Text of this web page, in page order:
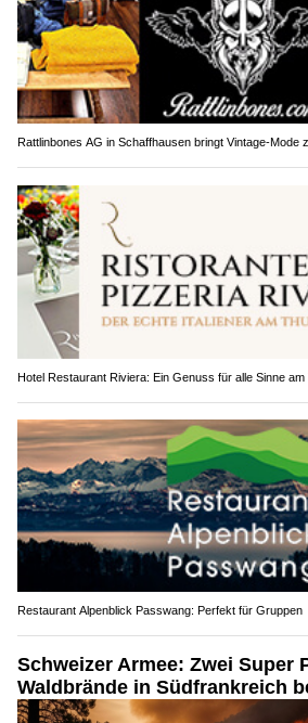
Rattlinbones AG in Schaffhausen bringt Vintage-Mode
Hotel Restaurant Riviera: Ein Genuss für alle Sinne
Restaurant Alpenblick Passwang: Perfekt für Gruppen
Schweizer Armee: Zwei Super
Waldbrände in Südfrankreich